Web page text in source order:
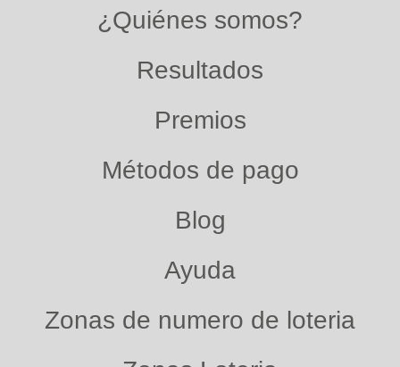
¿Quiénes somos?
Resultados
Premios
Métodos de pago
Blog
Ayuda
Zonas de numero de loteria